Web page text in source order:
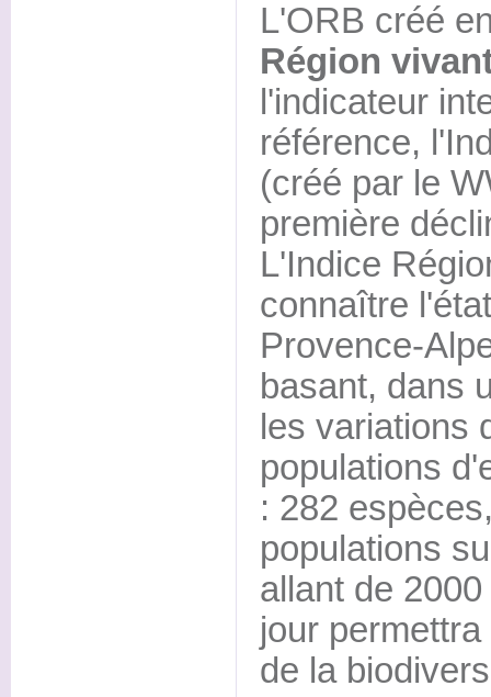
L'ORB créé
Région
l'indicateur
référence,
(créé par le
première
L'Indice
connaître
Provence-
basant, dans
les variations
populations
: 282
populations
allant de
jour
de la